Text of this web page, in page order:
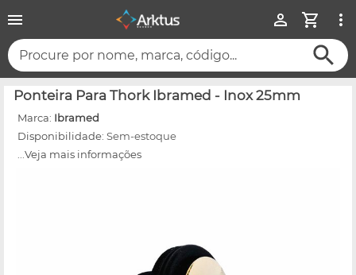
Procure por nome, marca, código...
Ponteira Para Thork Ibramed - Inox 25mm
Marca: Ibramed
Disponibilidade: Sem-estoque
...Veja mais informações